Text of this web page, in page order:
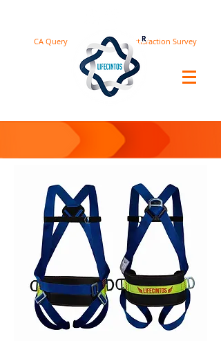
Satisfaction Survey
CA Query